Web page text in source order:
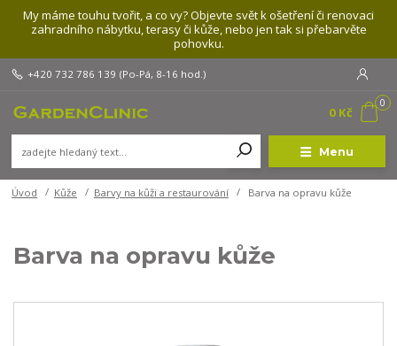
My máme touhu tvořit, a co vy? Objevte svět k ošetření či renovaci
zahradního nábytku, terasy či kůže, nebo jen tak si přebarvěte
pohovku.
Menu
+420 732 786 139 (Po-Pá, 8-16 hod.)
0
0 Kč
Úvod Kůže Barvy na kůži a restaurování Barva na opravu kůže
Barva na opravu kůže